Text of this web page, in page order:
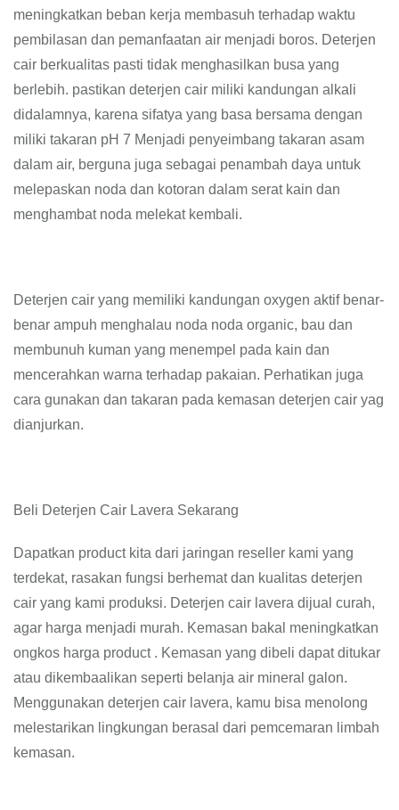
meningkatkan beban kerja membasuh terhadap waktu
pembilasan dan pemanfaatan air menjadi boros. Deterjen
cair berkualitas pasti tidak menghasilkan busa yang
berlebih. pastikan deterjen cair miliki kandungan alkali
didalamnya, karena sifatya yang basa bersama dengan
miliki takaran pH 7 Menjadi penyeimbang takaran asam
dalam air, berguna juga sebagai penambah daya untuk
melepaskan noda dan kotoran dalam serat kain dan
menghambat noda melekat kembali.
Deterjen cair yang memiliki kandungan oxygen aktif benar-
benar ampuh menghalau noda noda organic, bau dan
membunuh kuman yang menempel pada kain dan
mencerahkan warna terhadap pakaian. Perhatikan juga
cara gunakan dan takaran pada kemasan deterjen cair yag
dianjurkan.
Beli Deterjen Cair Lavera Sekarang
Dapatkan product kita dari jaringan reseller kami yang
terdekat, rasakan fungsi berhemat dan kualitas deterjen
cair yang kami produksi. Deterjen cair lavera dijual curah,
agar harga menjadi murah. Kemasan bakal meningkatkan
ongkos harga product . Kemasan yang dibeli dapat ditukar
atau dikembaalikan seperti belanja air mineral galon.
Menggunakan deterjen cair lavera, kamu bisa menolong
melestarikan lingkungan berasal dari pemcemaran limbah
kemasan.